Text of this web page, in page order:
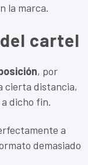
la marca.
cartel
, por
cierta distancia,
dicho fin.
a
demasiado